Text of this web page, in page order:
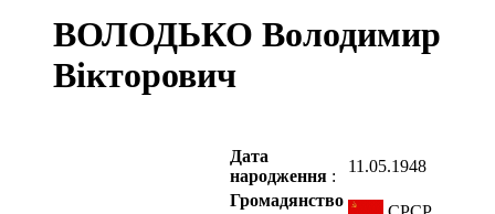
ВОЛОДЬКО Володимир
Вікторович
Дата
народження :
11.05.1948
Громадянство